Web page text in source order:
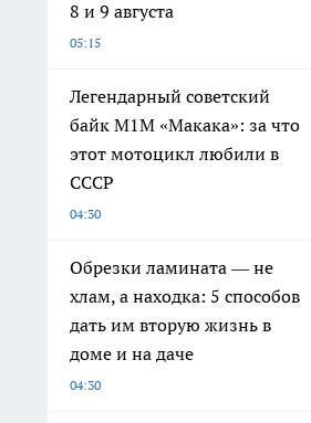
8 и 9 августа
05:15
Легендарный советский
байк М1М «Макака»: за что
этот мотоцикл любили в
СССР
04:30
Обрезки ламината — не
хлам, а находка: 5 способов
дать им вторую жизнь в
доме и на даче
04:30